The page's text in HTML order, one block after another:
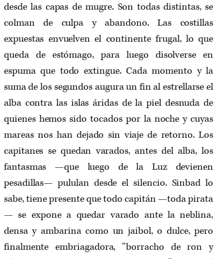
desde las capas de mugre. Son todas distintas, se
colman de culpa y abandono. Las costillas
expuestas envuelven el continente frugal, lo que
queda de estómago, para luego disolverse en
espuma que todo extingue. Cada momento y la
suma de los segundos augura un fin al estrellarse el
alba contra las islas áridas de la piel desnuda de
quienes hemos sido tocados por la noche y cuyas
mareas nos han dejado sin viaje de retorno. Los
capitanes se quedan varados, antes del alba, los
fantasmas —que luego de la Luz devienen
pesadillas— pululan desde el silencio. Sinbad lo
sabe, tiene presente que todo capitán —toda pirata
— se expone a quedar varado ante la neblina,
densa y ambarina como un jaibol, o dulce, pero
finalmente embriagadora, “borracho de ron y